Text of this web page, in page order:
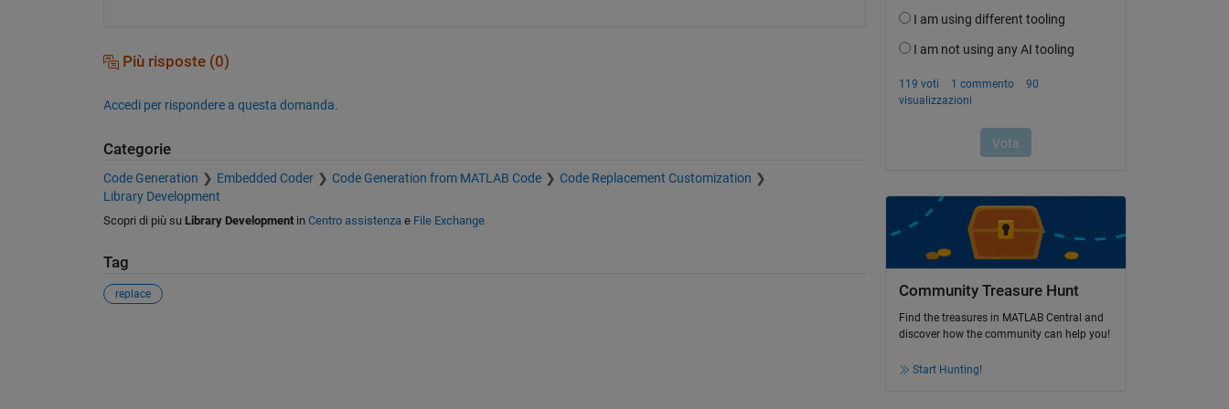
Più risposte (0)
Accedi per rispondere a questa domanda.
Categorie
Code Generation Embedded Coder Code Generation from MATLAB Code
Code Replacement Customization
Library Development
Scopri di più su Library Developmentin Centro assistenzae File Exchange
Tag
replace Community Treasure Hunt
Find the treasures in MATLAB Central and
discover how the community can help you!
Start Hunting!